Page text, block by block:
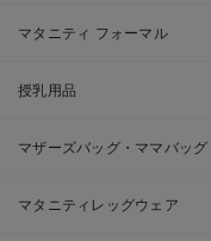
マタニティ フォーマル
授乳用品
マザーズバッグ・ママバッグ
マタニティレッグウェア